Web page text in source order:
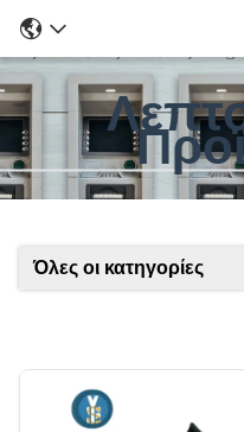
Όλες οι κατηγορίες